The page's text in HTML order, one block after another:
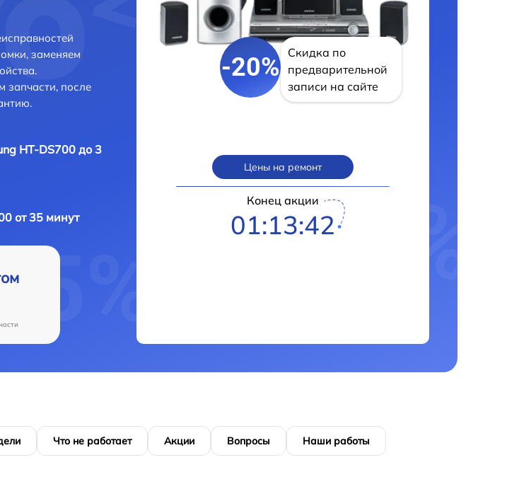
заменяем
запчасти, после
HT-DS700 до 3
от 35 минут
-20%
Скидка по
предварительной
записи на сайте
Цены на ремонт
Конец акции
01:13:42
Что не работает Акции Вопросы Наши работы